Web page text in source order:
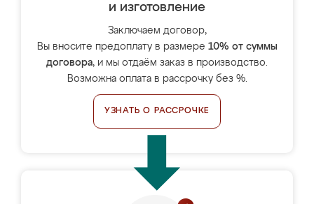
и изготовление
Заключаем договор,
Вы вносите предоплату в размере 10% от суммы
договора, и мы отдаём заказ в производство.
Возможна оплата в рассрочку без %.
УЗНАТЬ О РАССРОЧКЕ